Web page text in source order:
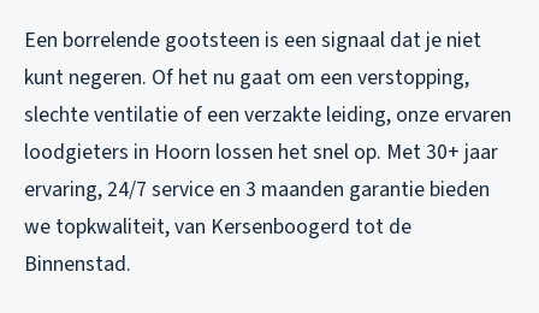
Een borrelende gootsteen is een signaal dat je niet
kunt negeren. Of het nu gaat om een verstopping,
slechte ventilatie of een verzakte leiding, onze ervaren
loodgieters in Hoorn lossen het snel op. Met 30+ jaar
ervaring, 24/7 service en 3 maanden garantie bieden
we topkwaliteit, van Kersenboogerd tot de
Binnenstad.